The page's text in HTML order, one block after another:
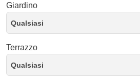
Giardino
Qualsiasi
Terrazzo
Qualsiasi